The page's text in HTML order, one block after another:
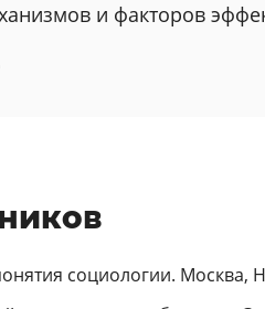
и факторов
социологии. Москва,